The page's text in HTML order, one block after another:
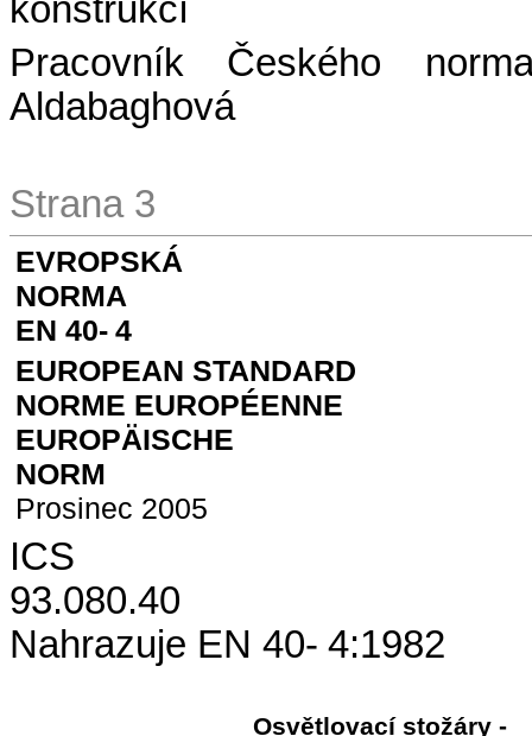
konstrukcí
Pracovník Českého
Aldabaghová
Strana 3
EVROPSKÁ
NORMA
EN 40- 4
EUROPEAN STANDARD
NORME EUROPÉENNE
EUROPÄISCHE
NORM
Prosinec 2005
ICS
93.080.40
Nahrazuje EN 40- 4:1982
Osvětlovací stožáry -